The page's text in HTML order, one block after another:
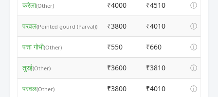
करेला(Other) ₹4000 ₹4510 ⓘ
परवल(Pointed gourd (Parval)) ₹3800 ₹4010 ⓘ
पत्ता गोभी(Other) ₹550 ₹660 ⓘ
तुरई(Other) ₹3600 ₹3810 ⓘ
परवल(Other) ₹3800 ₹4010 ⓘ